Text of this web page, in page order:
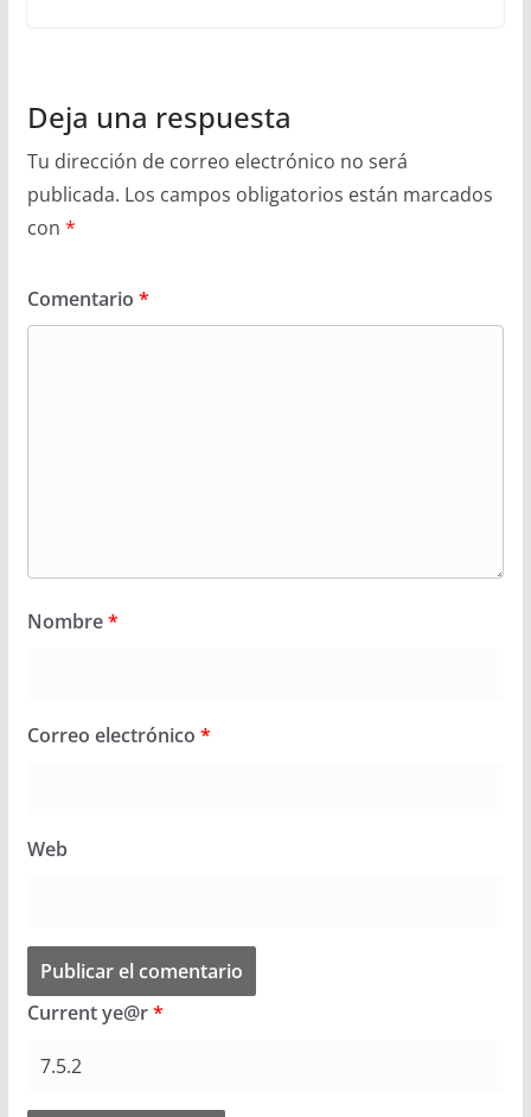
Deja una respuesta
Tu dirección de correo electrónico no será
publicada. Los campos obligatorios están marcados
con *
Comentario *
Nombre*
Correo electrónico *
Web
Current ye@r*